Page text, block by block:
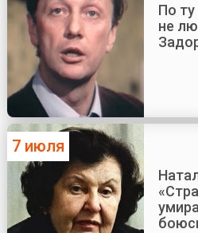
По
не
7 июля